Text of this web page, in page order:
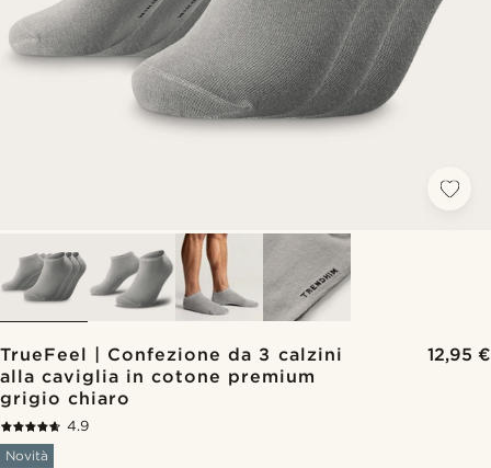
TrueFeel | Confezione da 3 calzini
alla caviglia in cotone premium
grigio chiaro
12,95 €
4.9
Novità